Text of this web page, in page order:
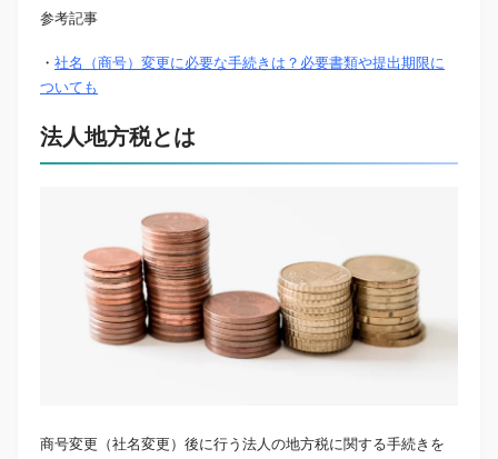
参考記事
・ 社名（商号）変更に必要な手続きは？必要書類や提出期限に
ついても
法人地方税とは
商号変更（社名変更）後に行う法人の地方税に関する手続きを